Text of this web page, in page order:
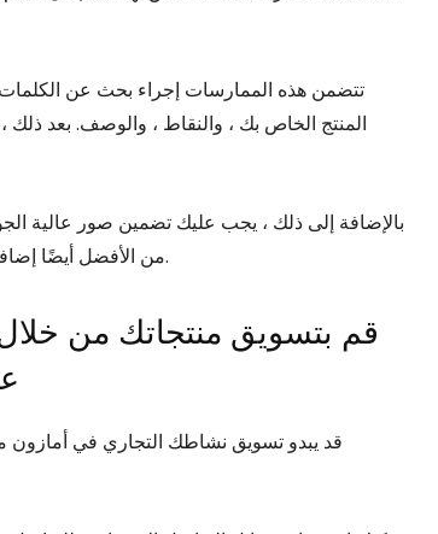
تتضمن هذه الممارسات إجراء بحث عن الكلمات
المنتج الخاص بك ، والنقاط ، والوصف. بعد
بالإضافة إلى ذلك ، يجب عليك تضمين صور عالية
من الأفضل أيضًا إضافة فيديو منتج أو صور بزاوية 360 درجة لإغرائهم بالشراء ومنع الإرجاع.
قد يبدو تسويق نشاطك التجاري في